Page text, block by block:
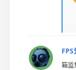
箱监